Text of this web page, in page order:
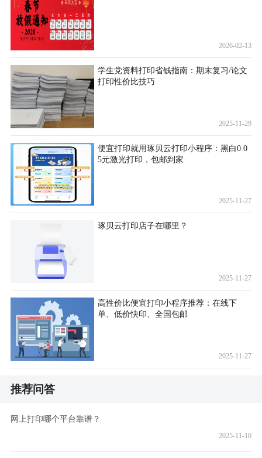
2026-02-13
学生党资料打印省钱指南：期末复习/论文
打印性价比技巧
2025-11-29
便宜打印就用琢贝云打印小程序：黑白0.0
5元激光打印，包邮到家
2025-11-27
琢贝云打印店子在哪里？
2025-11-27
高性价比便宜打印小程序推荐：在线下
单、低价快印、全国包邮
2025-11-27
推荐问答
网上打印哪个平台靠谱？
2025-11-10